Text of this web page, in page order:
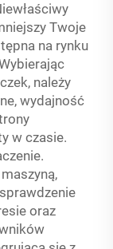
Twoje
na rynku
należy
wydajność
w czasie.
oraz